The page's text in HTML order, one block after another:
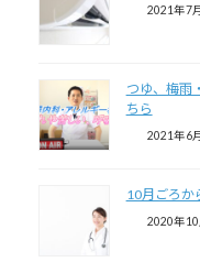
2021年7
つゆ、梅雨
ちら
2021年6
10月ごろか
2020年